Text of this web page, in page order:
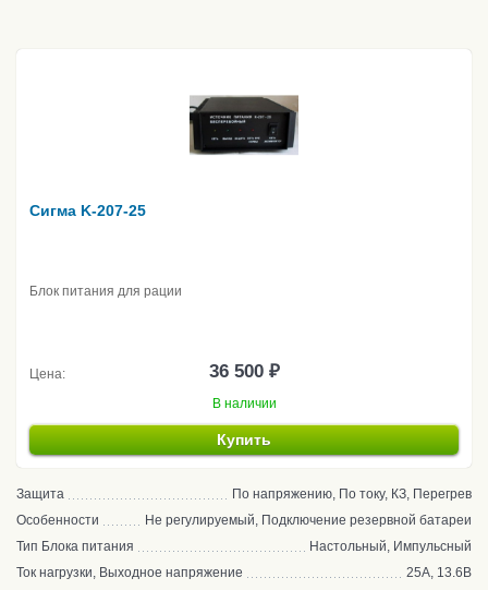
Сигма K-207-25
Блок питания для рации
Цена: 36 500 ₽
В наличии
Купить
Защита
По напряжению, По току, КЗ, Перегрев
Особенности
Не регулируемый, Подключение резервной батареи
Тип Блока питания
Настольный, Импульсный
Ток нагрузки, Выходное напряжение
25А, 13.6В